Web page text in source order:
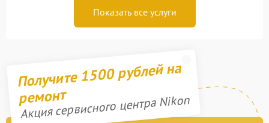
Показать все услуги
Получите 1500 рублей на
ремонт
Акция сервисного центра Nikon